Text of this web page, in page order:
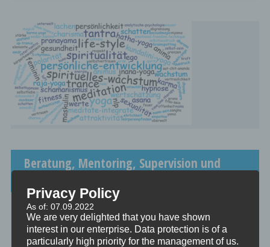
Beratung, Mentoring, Supervision und
Beratung
Beratung ist das individuelle Aufarbeiten verschiedenster
Problemstellungen durch Interaktion zwischen einer unabhängigen
Person und einem Klienten.
Privacy Policy
As of: 07.09.2022
We are very delighted that you have shown
interest in our enterprise. Data protection is of a
particularly high priority for the management of us.